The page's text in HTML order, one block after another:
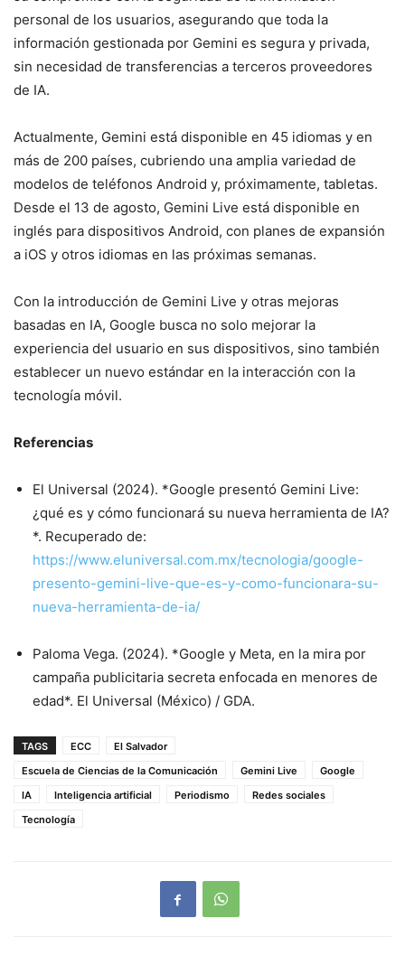
personal de los usuarios, asegurando que toda la
información gestionada por Gemini es segura y privada,
sin necesidad de transferencias a terceros proveedores
de IA.
Actualmente, Gemini está disponible en 45 idiomas y en
más de 200 países, cubriendo una amplia variedad de
modelos de teléfonos Android y, próximamente, tabletas.
Desde el 13 de agosto, Gemini Live está disponible en
inglés para dispositivos Android, con planes de expansión
a iOS y otros idiomas en las próximas semanas.
Con la introducción de Gemini Live y otras mejoras
basadas en IA, Google busca no solo mejorar la
experiencia del usuario en sus dispositivos, sino también
establecer un nuevo estándar en la interacción con la
tecnología móvil.
Referencias
El Universal (2024). *Google presentó Gemini Live:
¿qué es y cómo funcionará su nueva herramienta de IA?
*. Recuperado de:
https://www.eluniversal.com.mx/tecnologia/google-
presento-gemini-live-que-es-y-como-funcionara-su-
nueva-herramienta-de-ia/
Paloma Vega. (2024). *Google y Meta, en la mira por
campaña publicitaria secreta enfocada en menores de
edad*. El Universal (México) / GDA.
TAGS ECC
El Salvador
Escuela de Ciencias de la Comunicación
Gemini Live
Google
IA
Inteligencia artificial Periodismo
Redes sociales
Tecnología